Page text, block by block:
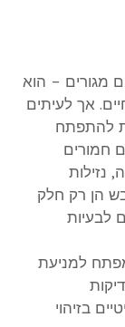
מגורים – הוא
אך לעיתים
להתפתח
חמורים
נזילות
הן רק חלק
לבעיות
למניעת
בזיהוי